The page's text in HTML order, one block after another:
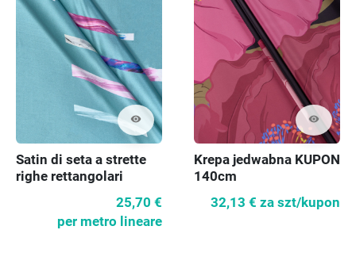
visibility
Satin di seta a strette
righe rettangolari
25,70 €
per metro lineare
visibility
Krepa jedwabna KUPON
140cm
32,13 € za szt/kupon